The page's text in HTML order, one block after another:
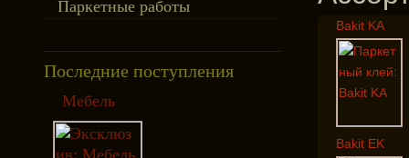
Паркетные работы
Последние поступления
Мебель
Bakit KA
Bakit EK